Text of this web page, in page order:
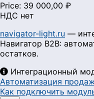
Price: 39 000,00 ₽
НДС нет
navigator-light.ru —
Навигатор B2B:
остатков.
Интеграционный
Автоматизация
Как подключить